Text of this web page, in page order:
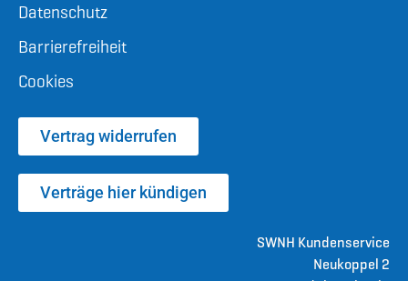
Datenschutz
Barrierefreiheit
Cookies
Vertrag widerrufen
Verträge hier kündigen
SWNH Kundenservice
Neukoppel 2